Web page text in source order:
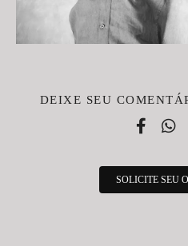
DEIXE SEU
SOLICITE SEU